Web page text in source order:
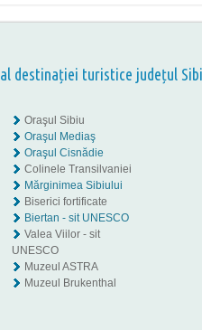
destinației turistice județul
Oraşul Sibiu
Oraşul Mediaş
Oraşul Cisnădie
Colinele Transilvaniei
Mărginimea Sibiului
Biserici fortificate
Biertan - sit UNESCO
Valea Viilor - sit
UNESCO
Muzeul ASTRA
Muzeul Brukenthal